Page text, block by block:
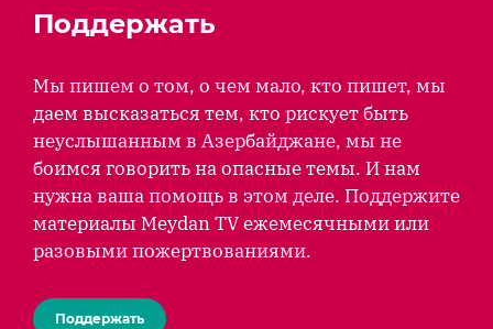
Поддержать
Мы пишем о том, о чем мало, кто пишет, мы
даем высказаться тем, кто рискует быть
неуслышанным в Азербайджане, мы не
боимся говорить на опасные темы. И нам
нужна ваша помощь в этом деле. Поддержите
материалы Meydan TV ежемесячными или
разовыми пожертвованиями.
Поддержать